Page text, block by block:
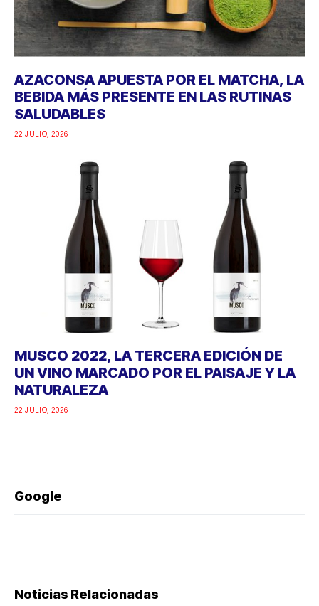
AZACONSA APUESTA POR EL MATCHA, LA
BEBIDA MÁS PRESENTE EN LAS RUTINAS
SALUDABLES
22 JULIO, 2026
MUSCO 2022, LA TERCERA EDICIÓN DE
UN VINO MARCADO POR EL PAISAJE Y LA
NATURALEZA
22 JULIO, 2026
Google
Noticias Relacionadas